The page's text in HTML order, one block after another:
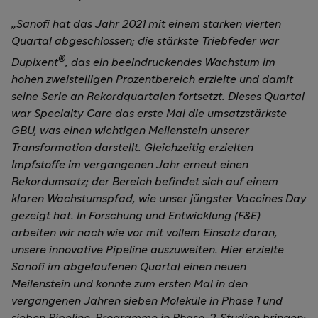
„Sanofi hat das Jahr 2021 mit einem starken vierten
Quartal abgeschlossen; die stärkste Triebfeder war
Dupixent®, das ein beeindruckendes Wachstum im
hohen zweistelligen Prozentbereich erzielte und damit
seine Serie an Rekordquartalen fortsetzt. Dieses Quartal
war Specialty Care das erste Mal die umsatzstärkste
GBU, was einen wichtigen Meilenstein unserer
Transformation darstellt. Gleichzeitig erzielten
Impfstoffe im vergangenen Jahr erneut einen
Rekordumsatz; der Bereich befindet sich auf einem
klaren Wachstumspfad, wie unser jüngster Vaccines Day
gezeigt hat. In Forschung und Entwicklung (F&E)
arbeiten wir nach wie vor mit vollem Einsatz daran,
unsere innovative Pipeline auszuweiten. Hier erzielte
Sanofi im abgelaufenen Quartal einen neuen
Meilenstein und konnte zum ersten Mal in den
vergangenen Jahren sieben Moleküle in Phase 1 und